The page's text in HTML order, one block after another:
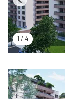
1 / 4
Previous